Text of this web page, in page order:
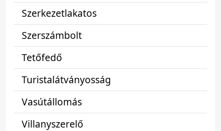
Szerkezetlakatos
Szerszámbolt
Tetőfedő
Turistalátványosság
Vasútállomás
Villanyszerelő